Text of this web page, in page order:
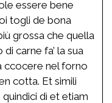
essere bene
togli de bona
grossa che quella
carne fa’ la sua
ccocere nel forno
cotta. Et simili
dì et etiam